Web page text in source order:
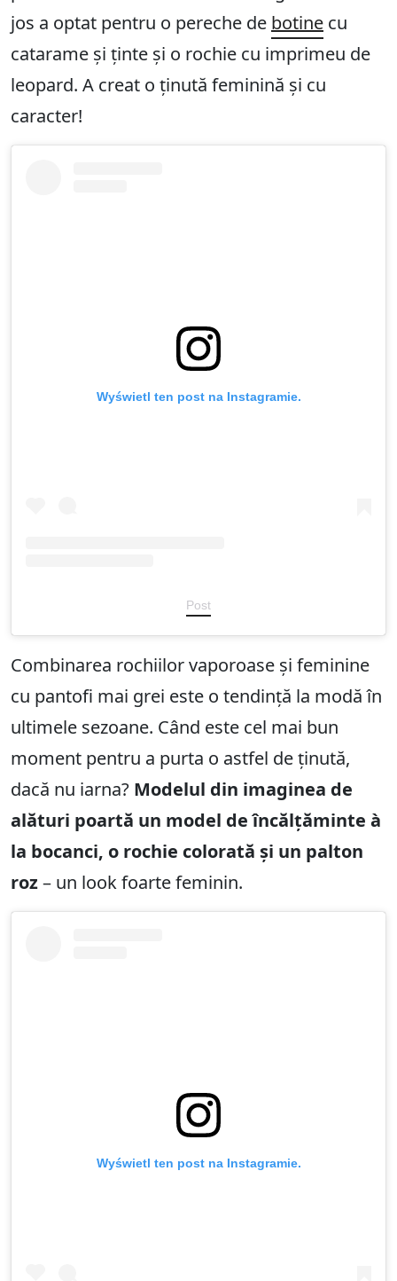
jos a optat pentru o pereche de botine cu
catarame și ținte și o rochie cu imprimeu de
leopard. A creat o ținută feminină și cu
caracter!
Wyświetl ten post na Instagramie.
Post
Combinarea rochiilor vaporoase și feminine
cu pantofi mai grei este o tendință la modă în
ultimele sezoane. Când este cel mai bun
moment pentru a purta o astfel de ținută,
dacă nu iarna? Modelul din imaginea de
alături poartă un model de încălțăminte à
la bocanci, o rochie colorată și un palton
roz– un look foarte feminin.
Wyświetl ten post na Instagramie.